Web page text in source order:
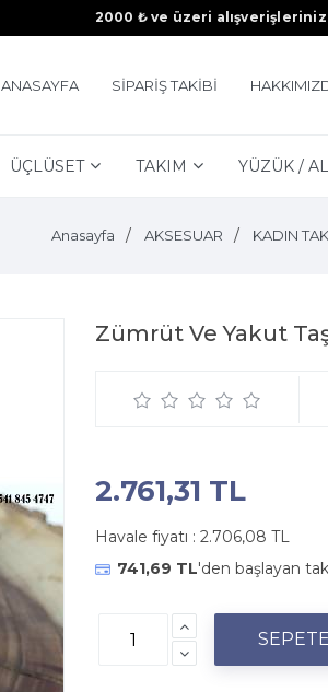
2000 ₺ ve üzeri
ANASAYFA SİPARİŞ TAKİBİ
ÜÇLÜSET TAKIM YÜZÜK /
Anasayfa AKSESUAR KADIN
Zümrüt Ve Yakut
2.761,31 TL
Havale fiyatı : 2.706,08 TL
741,69 TL'den başlayan